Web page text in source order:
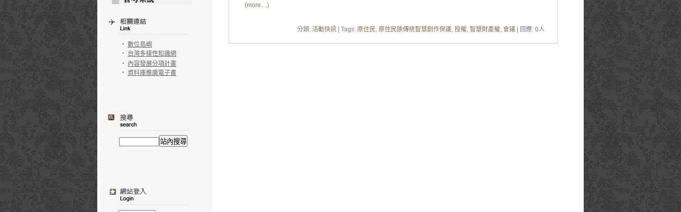
‧ 數位島嶼
‧ 台灣多樣性知識網
‧ 內容發展分項計畫
‧ 資料庫推廣電子書
(more…)
分類: 活動快訊 | Tags: 原住民, 原住民族傳統智慧創作保護, 授權, 智慧財產權, 會議 | 回應: 0人